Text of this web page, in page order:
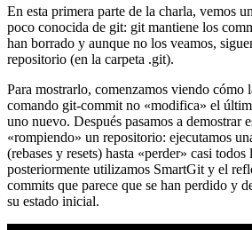
En esta primera parte de la charla, vemos
poco conocida de git: git mantiene los
han borrado y aunque no los veamos,
repositorio (en la carpeta .git).
Para mostrarlo, comenzamos viendo cómo
comando git-commit no «modifica» el
uno nuevo. Después pasamos a demostrar
«rompiendo» un repositorio: ejecutamos
(rebases y resets) hasta «perder» casi
posteriormente utilizamos SmartGit y el
commits que parece que se han perdido y
su estado inicial.